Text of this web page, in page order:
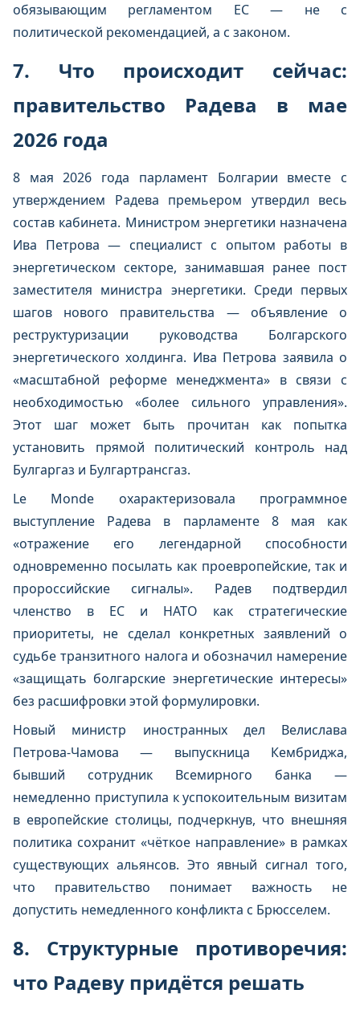
обязывающим регламентом ЕС — не с
политической рекомендацией, а с законом.
7. Что происходит сейчас:
правительство Радева в мае
2026 года
8 мая 2026 года парламент Болгарии вместе с
утверждением Радева премьером утвердил весь
состав кабинета. Министром энергетики назначена
Ива Петрова — специалист с опытом работы в
энергетическом секторе, занимавшая ранее пост
заместителя министра энергетики. Среди первых
шагов нового правительства — объявление о
реструктуризации руководства Болгарского
энергетического холдинга. Ива Петрова заявила о
«масштабной реформе менеджмента» в связи с
необходимостью «более сильного управления».
Этот шаг может быть прочитан как попытка
установить прямой политический контроль над
Булгаргаз и Булгартрансгаз.
Le Monde охарактеризовала программное
выступление Радева в парламенте 8 мая как
«отражение его легендарной способности
одновременно посылать как проевропейские, так и
пророссийские сигналы». Радев подтвердил
членство в ЕС и НАТО как стратегические
приоритеты, не сделал конкретных заявлений о
судьбе транзитного налога и обозначил намерение
«защищать болгарские энергетические интересы»
без расшифровки этой формулировки.
Новый министр иностранных дел Велислава
Петрова-Чамова — выпускница Кембриджа,
бывший сотрудник Всемирного банка —
немедленно приступила к успокоительным визитам
в европейские столицы, подчеркнув, что внешняя
политика сохранит «чёткое направление» в рамках
существующих альянсов. Это явный сигнал того,
что правительство понимает важность не
допустить немедленного конфликта с Брюсселем.
8. Структурные противоречия:
что Радеву придётся решать